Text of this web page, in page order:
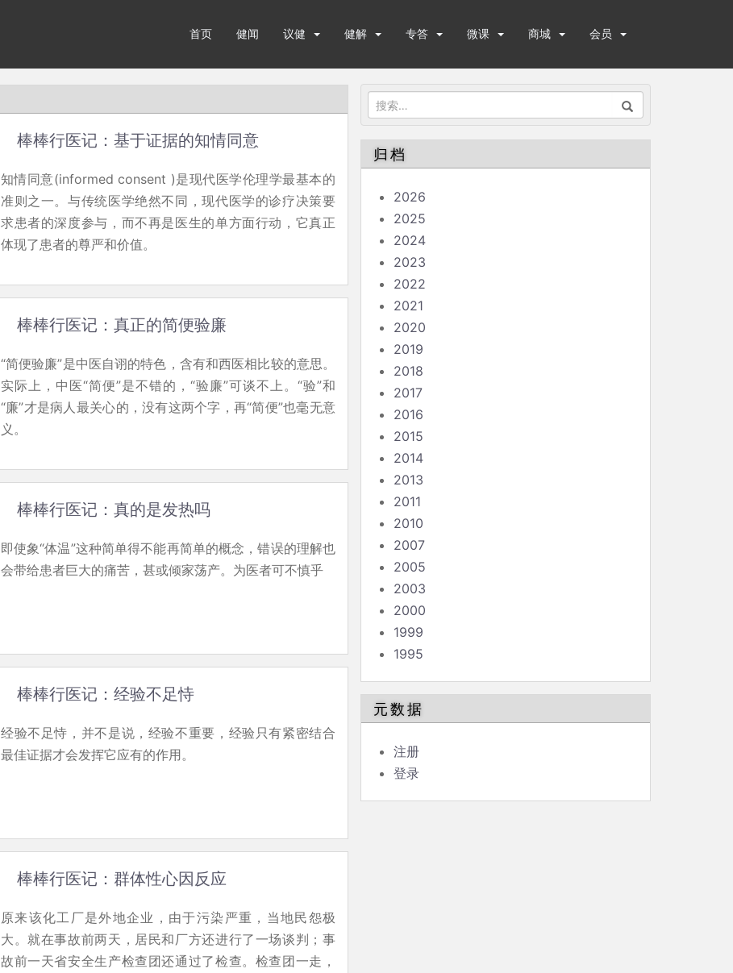
首页 健闻 议健 健解 专答 微课 商城 会员
搜
索：
棒棒行医记：基于证据的知情同意
知情同意(informed consent )是现代医学伦理学最基本的
准则之一。与传统医学绝然不同，现代医学的诊疗决策要
求患者的深度参与，而不再是医生的单方面行动，它真正
体现了患者的尊严和价值。
棒棒行医记：真正的简便验廉
“简便验廉”是中医自诩的特色，含有和西医相比较的意思。
实际上，中医“简便”是不错的，“验廉”可谈不上。“验”和
“廉”才是病人最关心的，没有这两个字，再“简便”也毫无意
义。
棒棒行医记：真的是发热吗
即使象“体温”这种简单得不能再简单的概念，错误的理解也
会带给患者巨大的痛苦，甚或倾家荡产。为医者可不慎乎
棒棒行医记：经验不足恃
经验不足恃，并不是说，经验不重要，经验只有紧密结合
最佳证据才会发挥它应有的作用。
棒棒行医记：群体性心因反应
原来该化工厂是外地企业，由于污染严重，当地民怨极
大。就在事故前两天，居民和厂方还进行了一场谈判；事
故前一天省安全生产检查团还通过了检查。检查团一走，
归档
2026
2025
2024
2023
2022
2021
2020
2019
2018
2017
2016
2015
2014
2013
2011
2010
2007
2005
2003
2000
1999
1995
元数据
注册
登录